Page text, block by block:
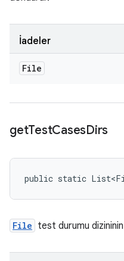
İadeler
File
getTestCasesDirs
public static
File test durumu